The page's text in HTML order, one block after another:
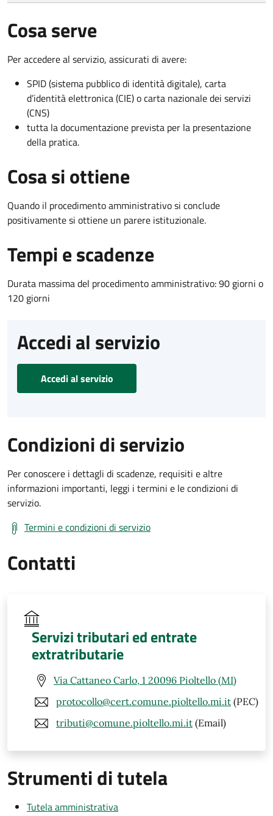
Cosa serve
Per accedere al servizio, assicurati di avere:
SPID (sistema pubblico di identità digitale), carta
d’identità elettronica (CIE) o carta nazionale dei servizi
(CNS)
tutta la documentazione prevista per la presentazione
della pratica.
Cosa si ottiene
Quando il procedimento amministrativo si conclude
positivamente si ottiene un parere istituzionale.
Tempi e scadenze
Durata massima del procedimento amministrativo: 90 giorni o
120 giorni
Accedi al servizio
Accedi al servizio
Condizioni di servizio
Per conoscere i dettagli di scadenze, requisiti e altre
informazioni importanti, leggi i termini e le condizioni di
servizio.
Termini e condizioni di servizio
Contatti
Servizi tributari ed entrate
extratributarie
Via Cattaneo Carlo, 1 20096 Pioltello (MI)
protocollo@cert.comune.pioltello.mi.it (PEC)
tributi@comune.pioltello.mi.it (Email)
Strumenti di tutela
Tutela amministrativa